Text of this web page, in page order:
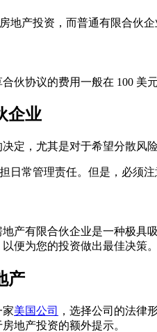
地产投资，而普通有限合伙企
伙协议的费用一般在 100 美元
企业
定，尤其是对于希望分散风
日常管理责任。但是，必须注
产有限合伙企业是一种极
便为您的投资做出最佳决策。
产
家美国公司
，选择公司的法律
地产投资的额外提示。